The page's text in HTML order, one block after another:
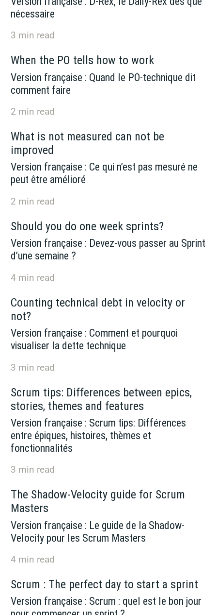
nécessaire
3 min read
When the PO tells how to work
Version française : Quand le PO-technique dit
comment faire
2 min read
What is not measured can not be
improved
Version française : Ce qui n’est pas mesuré ne
peut être amélioré
2 min read
Should you do one week sprints?
Version française : Devez-vous passer au Sprint
d’une semaine ?
4 min read
Counting technical debt in velocity or
not?
Version française : Comment et pourquoi
visualiser la dette technique
3 min read
Scrum tips: Differences between epics,
stories, themes and features
Version française : Scrum tips: Différences
entre épiques, histoires, thèmes et
fonctionnalités
3 min read
The Shadow-Velocity guide for Scrum
Masters
Version française : Le guide de la Shadow-
Velocity pour les Scrum Masters
4 min read
Scrum : The perfect day to start a sprint
Version française : Scrum : quel est le bon jour